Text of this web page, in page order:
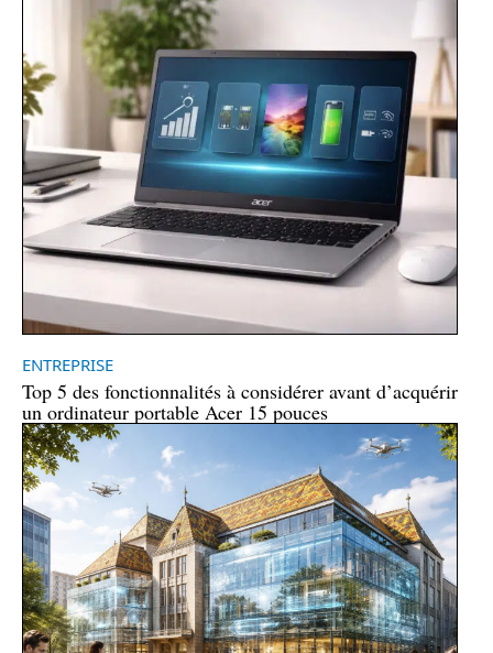
ENTREPRISE
Top 5 des fonctionnalités à considérer avant d’acquérir
un ordinateur portable Acer 15 pouces